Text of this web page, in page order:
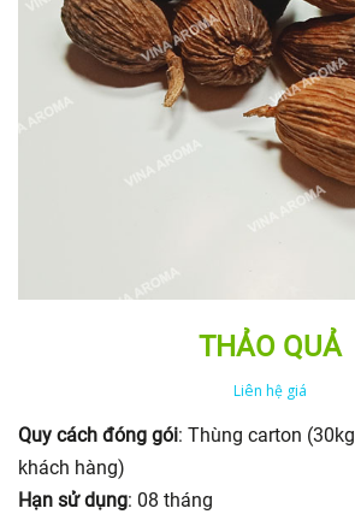
THẢO QUẢ
Liên hệ giá
Quy cách đóng gói: Thùng carton
khách hàng)
Hạn sử dụng: 08 tháng